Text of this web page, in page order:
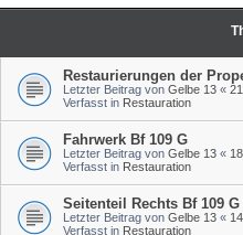
Restaurierungen der
Letzter Beitrag von Gelbe 13 «
Verfasst in Restauration
Fahrwerk Bf 109 G
Letzter Beitrag von Gelbe 13 «
Verfasst in Restauration
Seitenteil Rechts Bf 109 G
Letzter Beitrag von Gelbe 13 «
Verfasst in Restauration